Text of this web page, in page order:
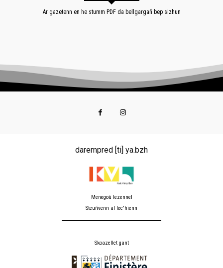
Ar gazetenn en he stumm PDF da bellgargañ bep sizhun
darempred [ti] ya.bzh
Menegoù lezennel
Steuñvenn al lec'hienn
Skoazellet gant